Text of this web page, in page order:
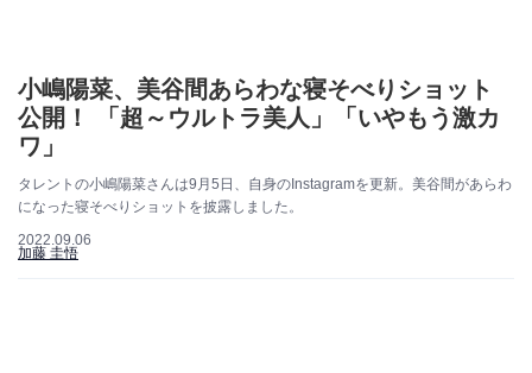
小嶋陽菜、美谷間あらわな寝そべりショット
公開！ 「超～ウルトラ美人」「いやもう激カ
ワ」
タレントの小嶋陽菜さんは9月5日、自身のInstagramを更新。美谷間があらわ
になった寝そべりショットを披露しました。
2022.09.06
加藤 圭悟